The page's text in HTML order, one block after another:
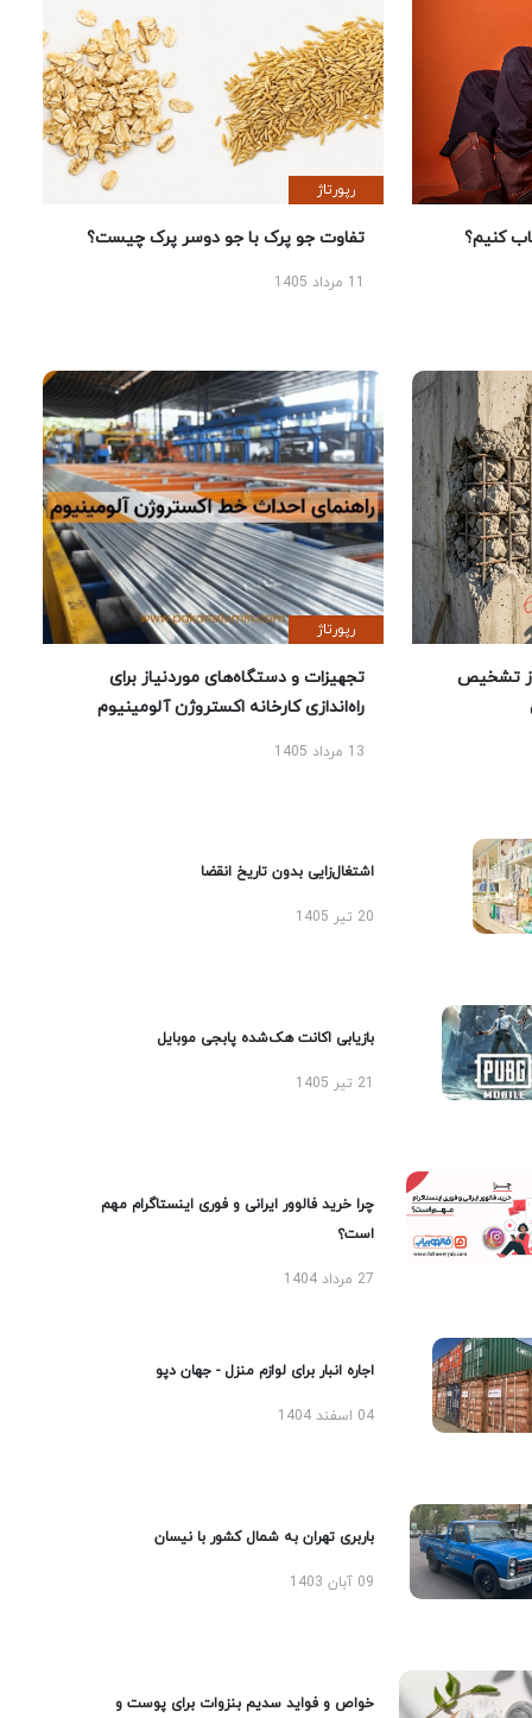
کنیم؟
رپورتاژ
تفاوت جو پرک با جو دوسر پرک چیست؟
تشخیص
رپورتاژ
تجهیزات و دستگاه‌های موردنیاز برای
راه‌اندازی کارخانه اکستروژن آلومینیوم
13 مرداد 1405
اشتغال‌زایی بدون تاریخ انقضا
20 تیر 1405
بازیابی اکانت هک‌شده پابجی موبایل
چرا خرید فالوور ایرانی و فوری اینستاگرام مهم
است؟
27 مرداد 1404
اجاره انبار برای لوازم منزل - جهان دپو
04 اسفند 1404
باربری تهران به شمال کشور با نیسان
09 آبان 1403
خواص و فواید سدیم بنزوات برای پوست و